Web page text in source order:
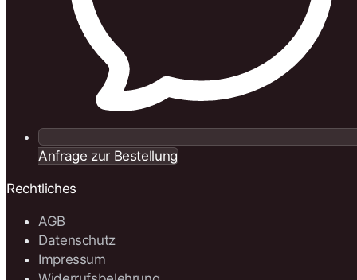
Anfrage zur Bestellung
Rechtliches
AGB
Datenschutz
Impressum